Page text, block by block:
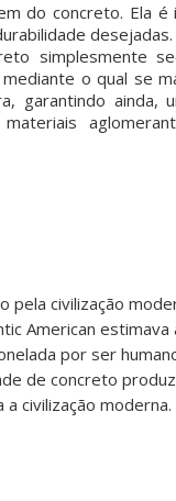
do concreto. Ela
simplesmente
o qual se
garantindo
pela civilização
American
por ser
de concreto
civilização moderna.